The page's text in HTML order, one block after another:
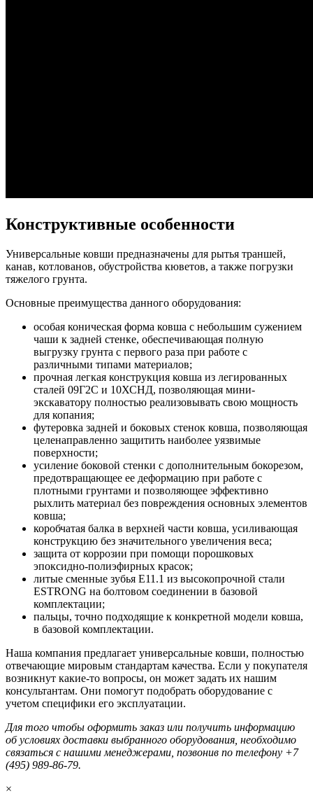
Конструктивные особенности
Универсальные ковши предназначены для рытья траншей,
канав, котлованов, обустройства кюветов, а также погрузки
тяжелого грунта.
Основные преимущества данного оборудования:
особая коническая форма ковша с небольшим сужением
чаши к задней стенке, обеспечивающая полную
выгрузку грунта с первого раза при работе с
различными типами материалов;
прочная легкая конструкция ковша из легированных
сталей 09Г2С и 10ХСНД, позволяющая мини-
экскаватору полностью реализовывать свою мощность
для копания;
футеровка задней и боковых стенок ковша, позволяющая
целенаправленно защитить наиболее уязвимые
поверхности;
усиление боковой стенки с дополнительным бокорезом,
предотвращающее ее деформацию при работе с
плотными грунтами и позволяющее эффективно
рыхлить материал без повреждения основных элементов
ковша;
коробчатая балка в верхней части ковша, усиливающая
конструкцию без значительного увеличения веса;
защита от коррозии при помощи порошковых
эпоксидно-полиэфирных красок;
литые сменные зубья E11.1 из высокопрочной стали
ESTRONG на болтовом соединении в базовой
комплектации;
пальцы, точно подходящие к конкретной модели ковша,
в базовой комплектации.
Наша компания предлагает универсальные ковши, полностью
отвечающие мировым стандартам качества. Если у покупателя
возникнут какие-то вопросы, он может задать их нашим
консультантам. Они помогут подобрать оборудование с
учетом специфики его эксплуатации.
Для того чтобы оформить заказ или получить информацию
об условиях доставки выбранного оборудования, необходимо
связаться с нашими менеджерами, позвонив по телефону +7
(495) 989-86-79.
×